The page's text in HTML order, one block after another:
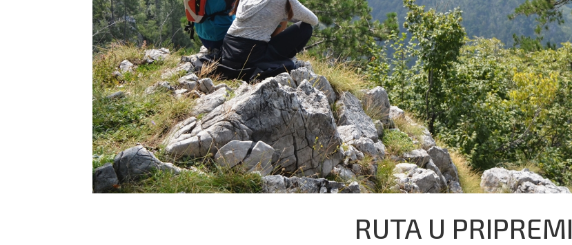
RUTA U PRIPREMI